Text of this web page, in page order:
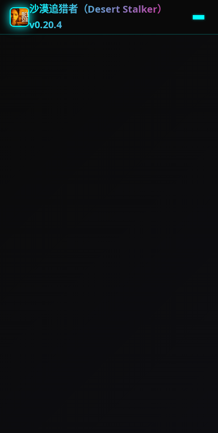
沙漠追猎者（Desert Stalker）
v0.20.4